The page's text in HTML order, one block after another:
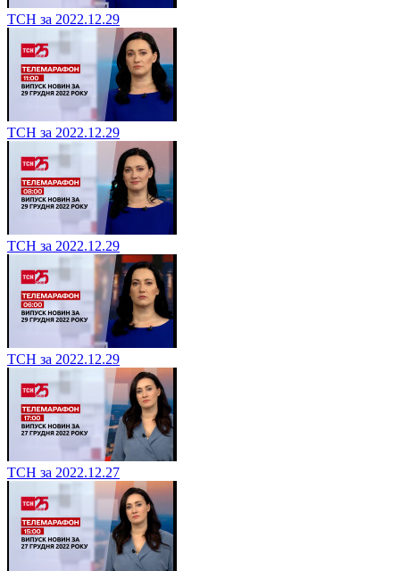
ТСН за 2022.12.29
ТСН за 2022.12.29
ТСН за 2022.12.29
ТСН за 2022.12.29
ТСН за 2022.12.27